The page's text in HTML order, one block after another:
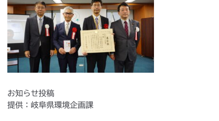
お知らせ投稿
提供：岐阜県環境企画課